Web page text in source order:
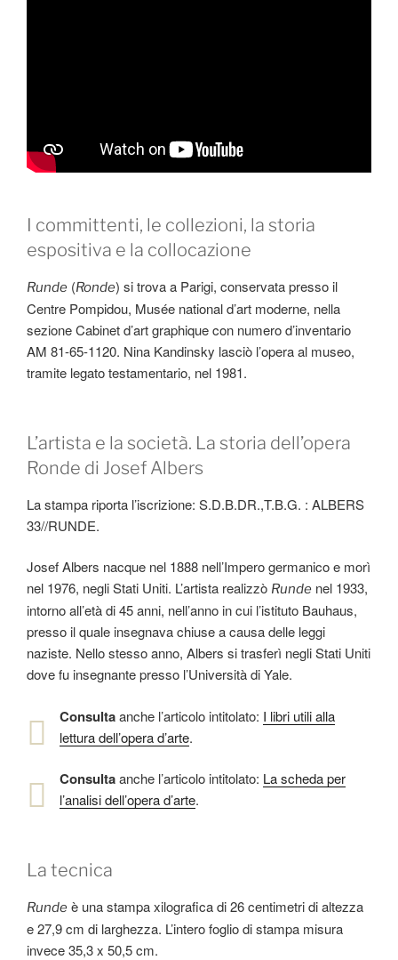
I committenti, le collezioni, la storia
espositiva e la collocazione
Runde (Ronde) si trova a Parigi, conservata presso il
Centre Pompidou, Musée national d’art moderne, nella
sezione Cabinet d’art graphique con numero d’inventario
AM 81-65-1120. Nina Kandinsky lasciò l’opera al museo,
tramite legato testamentario, nel 1981.
L’artista e la società. La storia dell’opera
Ronde di Josef Albers
La stampa riporta l’iscrizione: S.D.B.DR.,T.B.G. : ALBERS
33//RUNDE.
Josef Albers nacque nel 1888 nell’Impero germanico e morì
nel 1976, negli Stati Uniti. L’artista realizzò Runde nel 1933,
intorno all’età di 45 anni, nell’anno in cui l’istituto Bauhaus,
presso il quale insegnava chiuse a causa delle leggi
naziste. Nello stesso anno, Albers si trasferì negli Stati Uniti
dove fu insegnante presso l’Università di Yale.
Consultaanche l’articolo intitolato: I libri utili alla
lettura dell’opera d’arte.
Consultaanche l’articolo intitolato: La scheda per
l’analisi dell’opera d’arte.
La tecnica
Runde è una stampa xilografica di 26 centimetri di altezza
e 27,9 cm di larghezza. L’intero foglio di stampa misura
invece 35,3 x 50,5 cm.